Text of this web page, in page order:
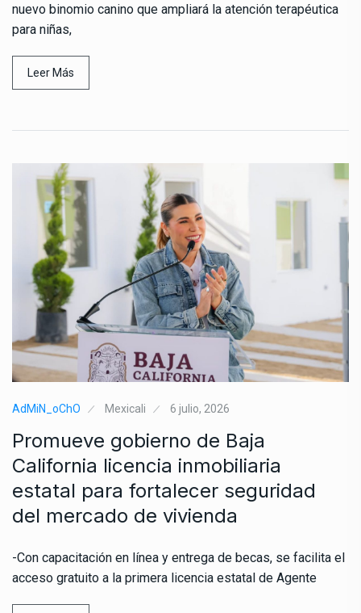
nuevo binomio canino que ampliará la atención terapéutica
para niñas,
Leer Más
AdMiN_oChO Mexicali 6 julio, 2026
Promueve gobierno de Baja
California licencia inmobiliaria
estatal para fortalecer seguridad
del mercado de vivienda
-Con capacitación en línea y entrega de becas, se facilita el
acceso gratuito a la primera licencia estatal de Agente